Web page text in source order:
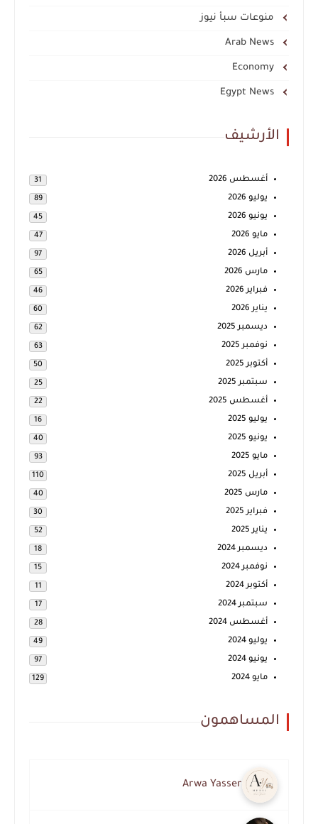
منوعات سبأ نيوز
Arab News
Economy
Egypt News
الأرشيف
أغسطس 2026 31
يوليو 2026 89
يونيو 2026 45
مايو 2026 47
أبريل 2026 97
مارس 2026 65
فبراير 2026 46
يناير 2026 60
ديسمبر 2025 62
نوفمبر 2025 63
أكتوبر 2025 50
سبتمبر 2025 25
أغسطس 2025 22
يوليو 2025 16
يونيو 2025 40
مايو 2025 93
أبريل 2025 110
مارس 2025 40
فبراير 2025 30
يناير 2025 52
ديسمبر 2024 18
نوفمبر 2024 15
أكتوبر 2024 11
سبتمبر 2024 17
أغسطس 2024 28
يوليو 2024 49
يونيو 2024 97
مايو 2024 129
المساهمون
Arwa Yasser